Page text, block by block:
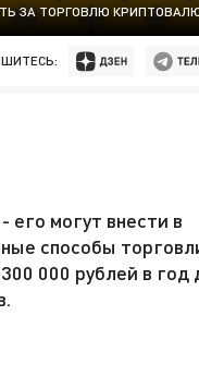
ЗА ТОРГОВЛЮ
его могут внести в
способы
000 рублей в год